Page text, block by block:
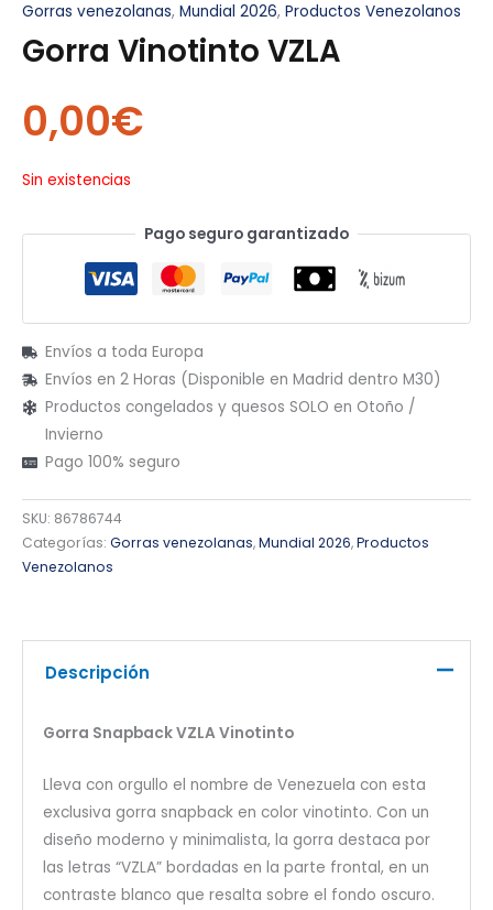
Gorras venezolanas, Mundial 2026, Productos Venezolanos
Gorra Vinotinto VZLA
0,00€
Sin existencias
Pago seguro garantizado
Envíos a toda Europa
Envíos en 2 Horas (Disponible en Madrid dentro M30)
Productos congelados y quesos SOLO en Otoño /
Invierno
Pago 100% seguro
SKU: 86786744
Categorías: Gorras venezolanas,Mundial 2026,Productos
Venezolanos
Descripción
Gorra Snapback VZLA Vinotinto
Lleva con orgullo el nombre de Venezuela con esta
exclusiva gorra snapback en color vinotinto. Con un
diseño moderno y minimalista, la gorra destaca por
las letras “VZLA” bordadas en la parte frontal, en un
contraste blanco que resalta sobre el fondo oscuro.